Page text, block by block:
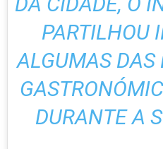
PARTILHOU
ALGUMAS DAS
DURANTE A